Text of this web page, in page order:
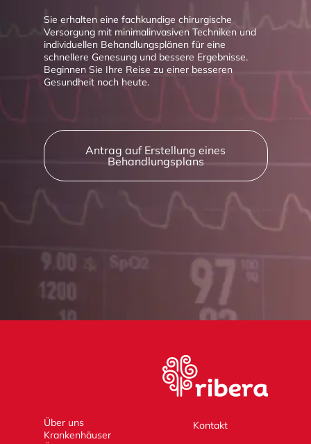
Sie erhalten eine fachkundige chirurgische
Versorgung mit minimalinvasiven Techniken und
individuellen Behandlungsplänen für eine
schnellere Genesung und bessere Ergebnisse.
Beginnen Sie Ihre Reise zu einer besseren
Gesundheit noch heute.
Antrag auf Erstellung eines
Behandlungsplans
Über uns
Krankenhäuser
Kontakt